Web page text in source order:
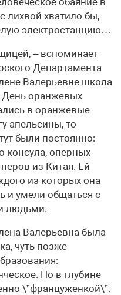
лихвой хватило бы,
электростанцию…
– вспоминает
Департамента
Валерьевне школа
День оранжевых
в оранжевые
апельсины, то
были постоянно:
консула, оперных
из Китая. Ей
из которых она
и умели общаться с
людьми.
Валерьевна была
чуть позже
Но в глубине
\”француженкой\”.